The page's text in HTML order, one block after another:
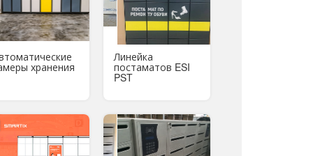
хранения
Линейка
постаматов ESI
PST